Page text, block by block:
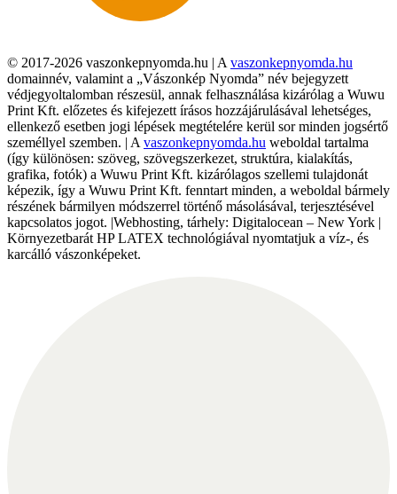
© 2017-2026 vaszonkepnyomda.hu | A vaszonkepnyomda.hu
domainnév, valamint a „Vászonkép Nyomda” név bejegyzett
védjegyoltalomban részesül, annak felhasználása kizárólag a Wuwu
Print Kft. előzetes és kifejezett írásos hozzájárulásával lehetséges,
ellenkező esetben jogi lépések megtételére kerül sor minden jogsértő
személlyel szemben. | A vaszonkepnyomda.hu weboldal tartalma
(így különösen: szöveg, szövegszerkezet, struktúra, kialakítás,
grafika, fotók) a Wuwu Print Kft. kizárólagos szellemi tulajdonát
képezik, így a Wuwu Print Kft. fenntart minden, a weboldal bármely
részének bármilyen módszerrel történő másolásával, terjesztésével
kapcsolatos jogot. |Webhosting, tárhely: Digitalocean – New York |
Környezetbarát HP LATEX technológiával nyomtatjuk a víz-, és
karcálló vászonképeket.